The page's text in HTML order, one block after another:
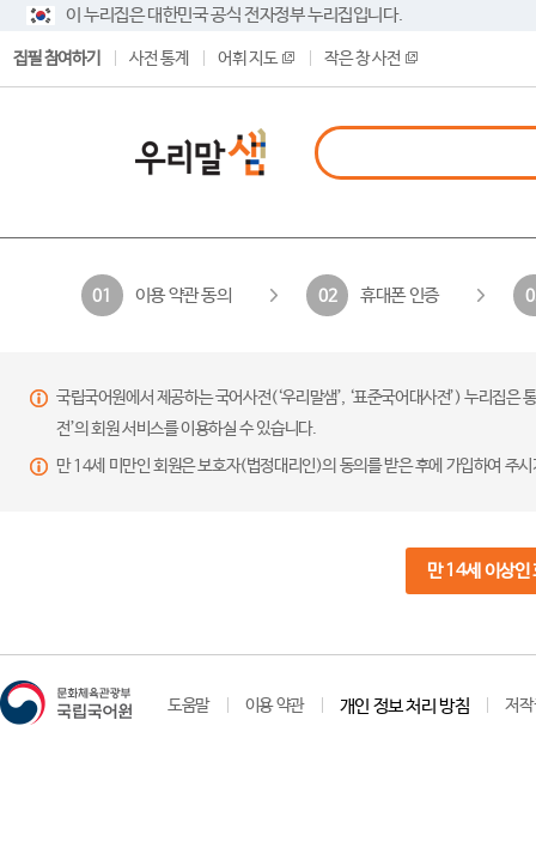
이 누리집은 대한민국 공식 전자정부 누리집입니다.
집필 참여하기 사전 통계 어휘 지도 작은 창 사전
01 이용 약관 동의 02 휴대폰 인증
국립국어원에서 제공하는 국어사전(‘우리말샘’, ‘표준국어대사전’) 누리집
전’의 회원 서비스를 이용하실 수 있습니다.
만 14세 미만인 회원은 보호자(법정대리인)의 동의를 받은 후에 가입하여 주
만 14세 이상인
도움말 이용 약관 개인 정보 처리 방침 저